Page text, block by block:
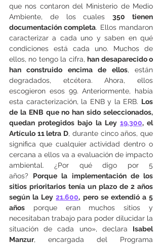
que nos contaron del Ministerio de Medio
Ambiente, de los cuales 350 tienen
documentación completa. Ellos mandaron
caracterizar a cada uno y saben en qué
condiciones está cada uno. Muchos de
ellos, no tengo la cifra, han desaparecido o
han construido encima de ellos, están
degradados, etcétera. Ahora, ellos
escogieron esos 99. Anteriormente, había
esta caracterización, la ENB y la ERB. Los
de la ENB que no han sido seleccionados,
quedan protegidos bajo la Ley 19.300, el
Artículo 11 letra D, durante cinco años, que
significa que cualquier actividad dentro o
cercana a ellos va a evaluación de impacto
ambiental. ¿Por qué digo por 5
años? Porque la implementación de los
sitios prioritarios tenía un plazo de 2 años
según la Ley 21.600, pero se extendió a 5
años porque eran muchos sitios y
necesitaban trabajo para poder dilucidar la
situación de cada uno», declara Isabel
Manzur, encargada del Programa